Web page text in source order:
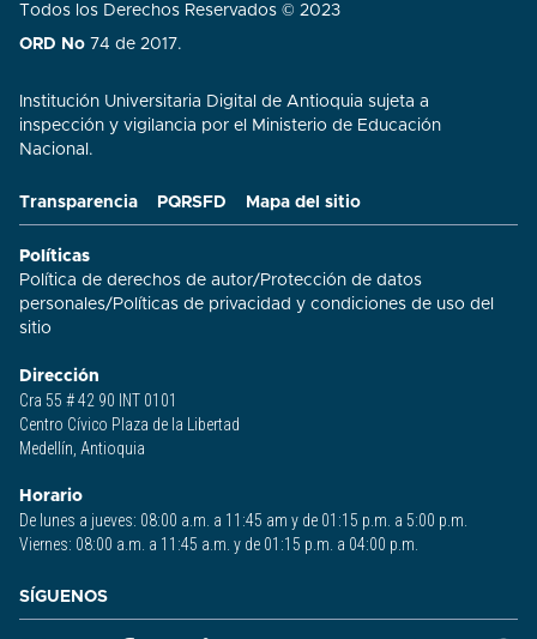
Transparencia PQRSFD Mapa del sitio
Políticas
Política de derechos de autor/Protección de datos
personales/Políticas de privacidad y condiciones de uso del
sitio​
Dirección
Cra 55 # 42 90 INT 0101
Centro Cívico Plaza de la Libertad
Medellín, Antioquia
Horario
De lunes a jueves: 08:00 a.m. a 11:45 am y de 01:15 p.m. a 5:00 p.m.
Viernes: 08:00 a.m. a 11:45 a.m. y de 01:15 p.m. a 04:00 p.m.
Todos los Derechos Reservados © 2023
ORD No 74 de 2017.
Institución Universitaria Digital de Antioquia sujeta a
inspección y vigilancia por el Ministerio de Educación
Nacional.
SÍGUENOS